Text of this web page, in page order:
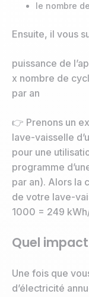
le nombre
Ensuite, il vous
puissance de
x nombre de
par an
👉 Prenons un
lave-vaisselle
pour une
programme
par an). Alors la
de votre lave-
1000 = 249
Quel
Une fois que
d’électricité